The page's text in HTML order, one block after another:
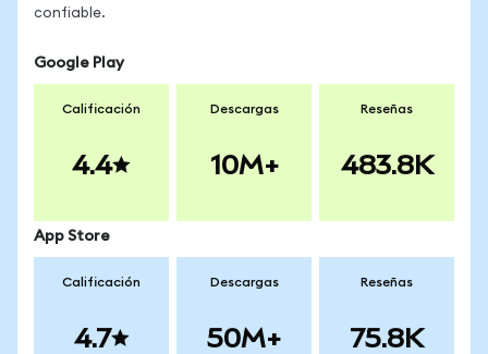
confiable.
Google Play
Calificación
4.4
Descargas
10M+
Reseñas
483.8K
App Store
Calificación
4.7
Descargas
50M+
Reseñas
75.8K